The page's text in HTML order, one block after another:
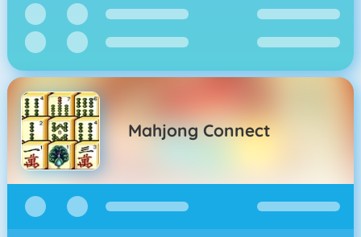
Mahjong Connect